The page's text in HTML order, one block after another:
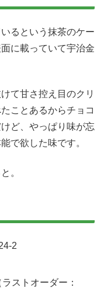
るという抹茶のケー
に載っていて宇治金
て甘さ控え目のクリ
ことあるからチョコ
ど、やっぱり味が忘
で欲した味です。
。
2
ストオーダー：